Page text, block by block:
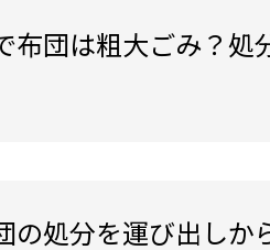
布団は粗大ごみ？処
の処分を運び出しか